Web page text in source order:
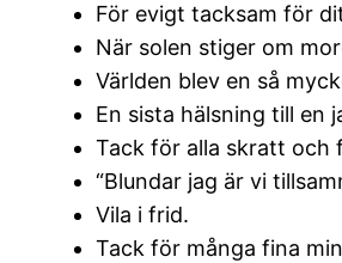
För evigt tacksam för
När solen stiger om
Världen blev en så
En sista hälsning till en
Tack för alla skratt och
“Blundar jag är vi
Vila i frid.
Tack för många fina